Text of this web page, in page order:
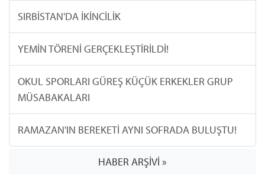
SIRBİSTAN'DA İKİNCİLİK
YEMİN TÖRENİ GERÇEKLEŞTİRİLDİ!
OKUL SPORLARI GÜREŞ KÜÇÜK ERKEKLER GRUP
MÜSABAKALARI
RAMAZAN'IN BEREKETİ AYNI SOFRADA BULUŞTU!
HABER ARŞİVİ »